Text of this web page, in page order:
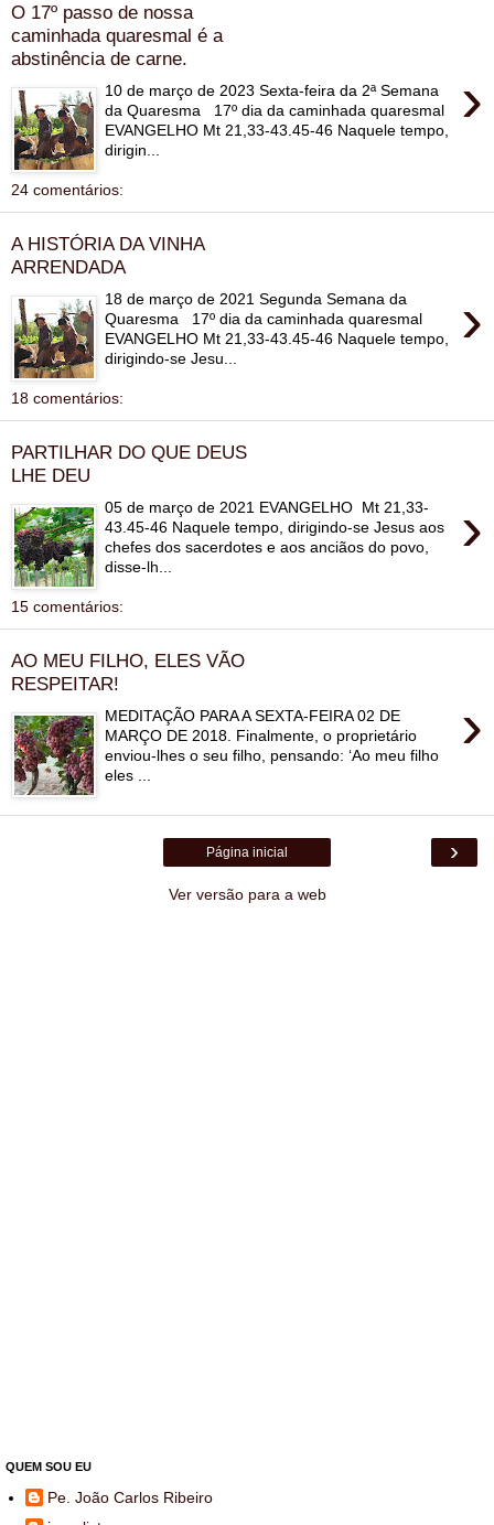
O 17º passo de nossa
caminhada quaresmal é a
abstinência de carne.
›
10 de março de 2023 Sexta-feira da 2ª Semana
da Quaresma 17º dia da caminhada quaresmal
EVANGELHO Mt 21,33-43.45-46 Naquele tempo,
dirigin...
24 comentários:
A HISTÓRIA DA VINHA
ARRENDADA
›
18 de março de 2021 Segunda Semana da
Quaresma 17º dia da caminhada quaresmal
EVANGELHO Mt 21,33-43.45-46 Naquele tempo,
dirigindo-se Jesu...
18 comentários:
PARTILHAR DO QUE DEUS
LHE DEU
›
05 de março de 2021 EVANGELHO Mt 21,33-
43.45-46 Naquele tempo, dirigindo-se Jesus aos
chefes dos sacerdotes e aos anciãos do povo,
disse-lh...
15 comentários:
AO MEU FILHO, ELES VÃO
RESPEITAR!
›
MEDITAÇÃO PARA A SEXTA-FEIRA 02 DE
MARÇO DE 2018. Finalmente, o proprietário
enviou-lhes o seu filho, pensando: ‘Ao meu filho
eles ...
›
Página inicial
Ver versão para a web
QUEM SOU EU
Pe. João Carlos Ribeiro